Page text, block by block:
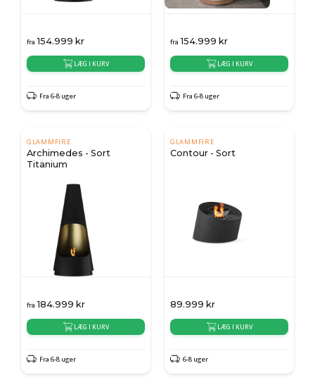
fra 154.999 kr
LÆG I KURV
Fra 6-8 uger
fra 154.999 kr
LÆG I KURV
Fra 6-8 uger
GLAMMFIRE
Archimedes - Sort
Titanium
fra 184.999 kr
LÆG I KURV
Fra 6-8 uger
GLAMMFIRE
Contour - Sort
89.999 kr
LÆG I KURV
6-8 uger